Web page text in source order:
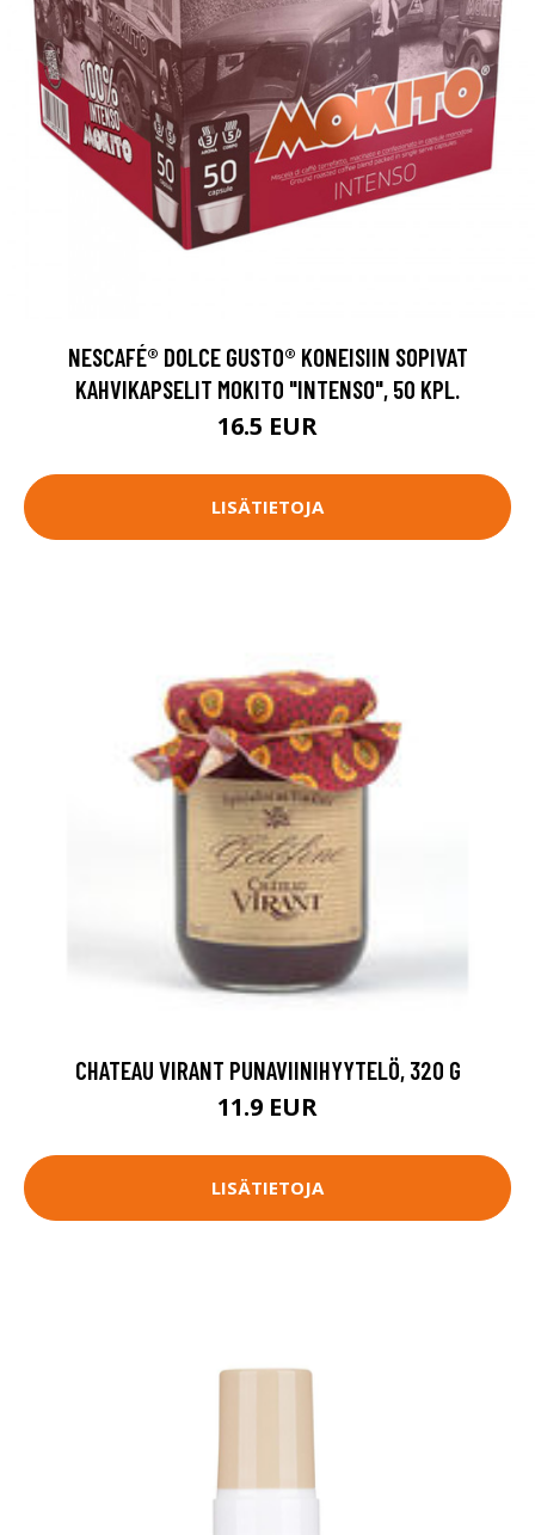
NESCAFÉ® DOLCE GUSTO® KONEISIIN SOPIVAT
KAHVIKAPSELIT MOKITO "INTENSO", 50 KPL.
16.5 EUR
LISÄTIETOJA
CHATEAU VIRANT PUNAVIINIHYYTELÖ, 320 G
11.9 EUR
LISÄTIETOJA